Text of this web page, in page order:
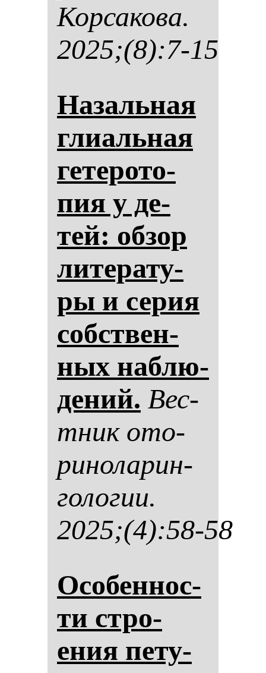
Кор­са­ко­ва.
2025;(8):7-15
На­заль­ная
гли­аль­ная
ге­те­ро­то­
пия у де­
тей: об­зор
ли­те­ра­ту­
ры и се­рия
собствен­
ных наб­лю­
де­ний. Вес­
тник ото­
ри­но­ла­рин­
го­ло­гии.
2025;(4):58-58
Осо­бен­нос­
ти стро­
ения пе­ту­